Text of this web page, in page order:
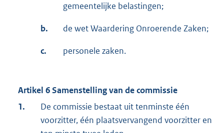
gemeentelijke belastingen;
b. de wet Waardering Onroerende Zaken;
c. personele zaken.
Artikel 6 Samenstelling van de commissie
1.
De commissie bestaat uit tenminste één
voorzitter, één plaatsvervangend voorzitter en